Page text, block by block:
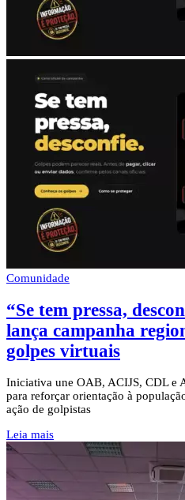
Comunidade
“Se tem pressa,
lança campanha
golpes virtuais
Iniciativa une OAB, ACIJS, CDL e
para reforçar orientação à
ação de golpistas
Leia mais